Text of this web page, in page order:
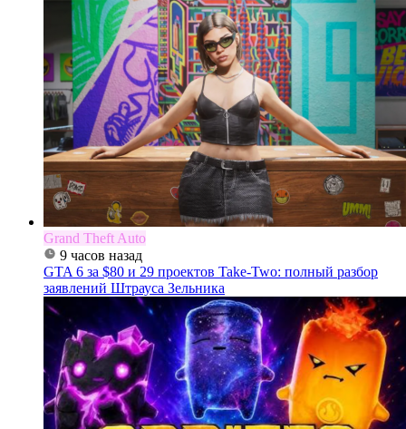
Grand Theft Auto
9 часов назад
GTA 6 за $80 и 29 проектов Take-Two: полный разбор
заявлений Штрауса Зельника